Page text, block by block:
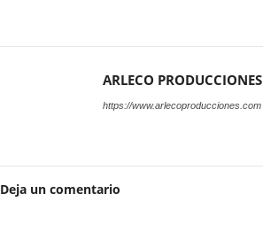
ARLECO PRODUCCIONES
https://www.arlecoproducciones.com
Deja un comentario